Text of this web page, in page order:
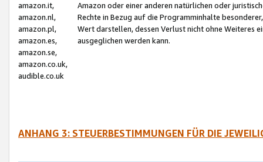
amazon.it,
amazon.nl,
amazon.pl,
amazon.es,
amazon.se,
amazon.co.uk,
audible.co.uk
Amazon oder einer anderen natürlichen oder
Rechte in Bezug auf die Programminhalte
Wert darstellen, dessen Verlust nicht ohne Weiteres
ausgeglichen werden kann.
ANHANG 3: STEUERBESTIMMUNGEN FÜR DIE